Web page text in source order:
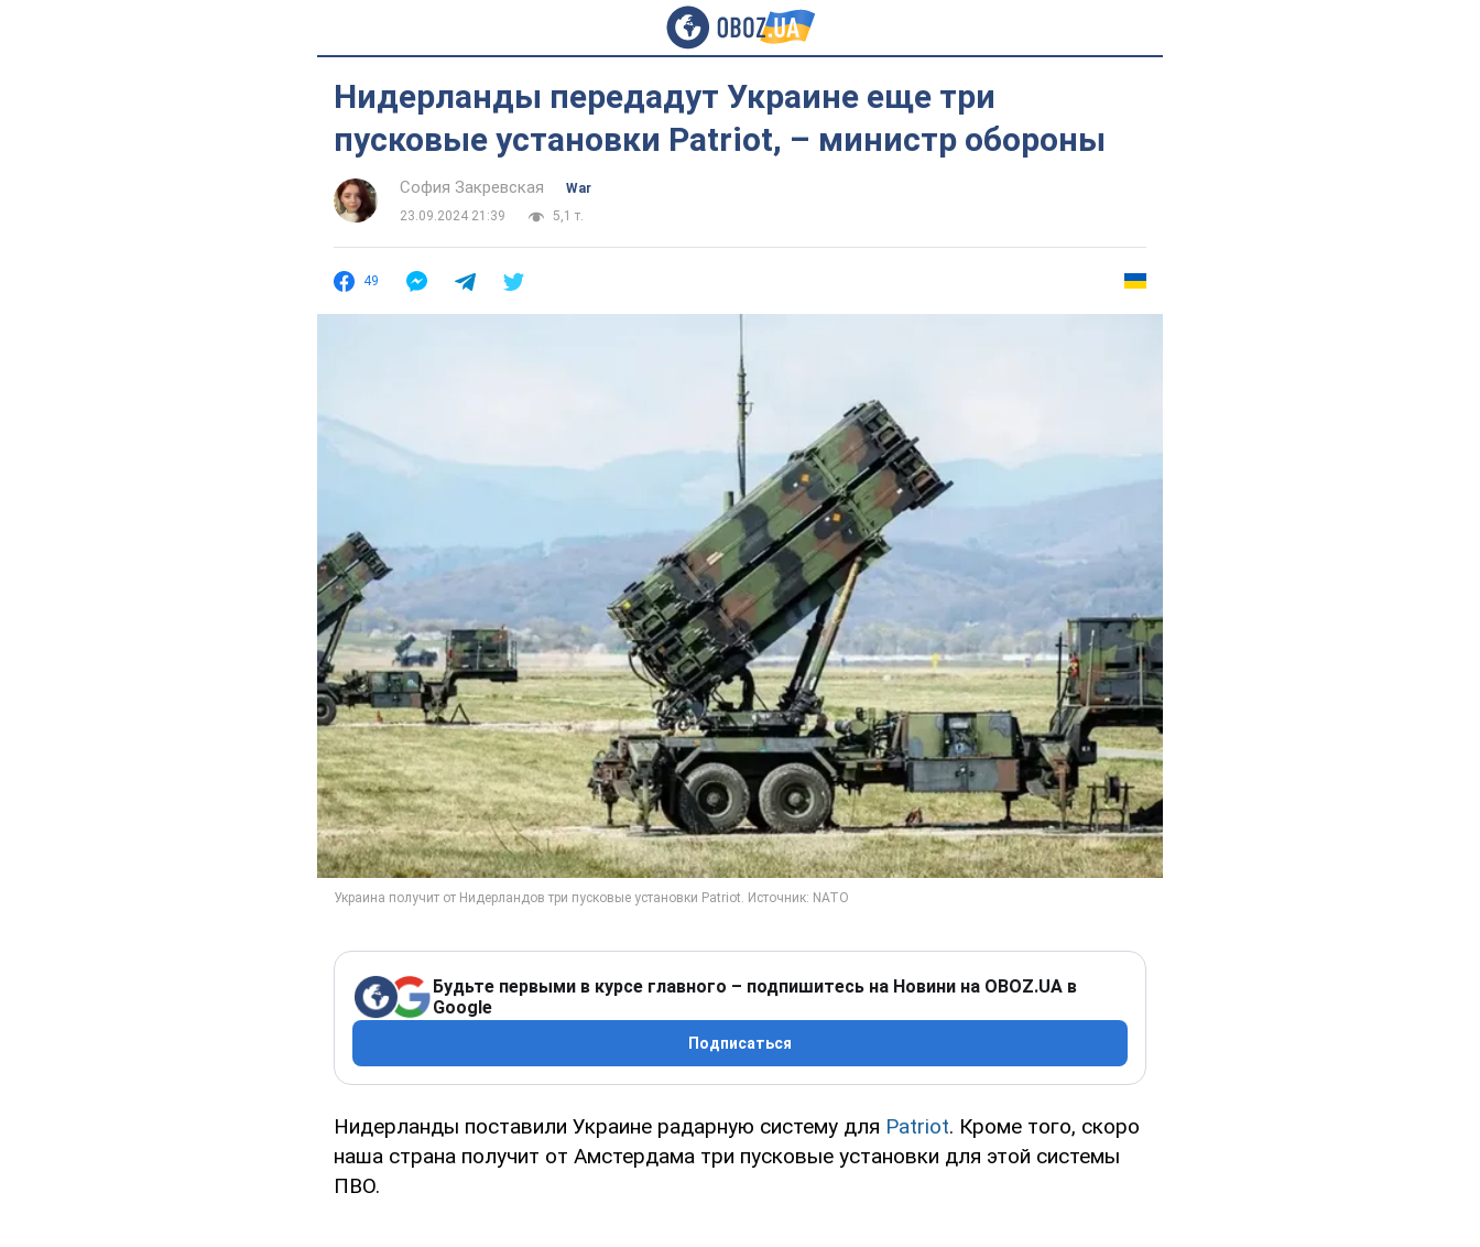
Нидерланды передадут Украине еще три
пусковые установки Patriot, – министр обороны
София Закревская
War
23.09.2024 21:39
5,1 т.
49
Будьте первыми в курсе главного – подпишитесь на Новини на OBOZ.UA в
Google
Подписаться
Нидерланды поставили Украине радарную систему для Patriot. Кроме того, скоро
наша страна получит от Амстердама три пусковые установки для этой системы
ПВО.